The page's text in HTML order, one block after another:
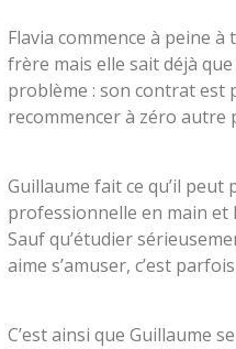
Flavia commence à peine
frère mais elle sait déjà que
problème : son contrat
recommencer à zéro autre
Guillaume fait ce qu’il
professionnelle en main
Sauf qu’étudier
aime s’amuser, c’est
C’est ainsi que Guillaume